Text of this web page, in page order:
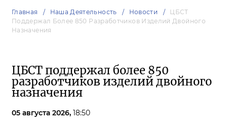
Главная Наша Деятельность Новости
ЦБСТ
Поддержал Более 850 Разработчиков Изделий Двойного
Назначения
ЦБСТ поддержал более 850
разработчиков изделий двойного
назначения
05 августа 2026, 18:50